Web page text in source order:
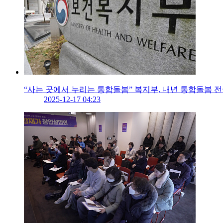
“사는 곳에서 누리는 통합돌봄” 복지부, 내년 통합돌봄
2025-12-17 04:23